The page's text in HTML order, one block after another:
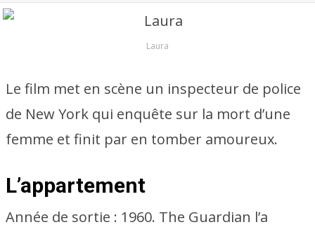
Laura
Le film met en scène un inspecteur de police
de New York qui enquête sur la mort d’une
femme et finit par en tomber amoureux.
L’appartement
Année de sortie : 1960. The Guardian l’a